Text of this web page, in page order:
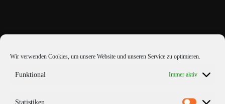
Wir verwenden Cookies, um unsere Website und unseren Service zu optimieren.
Funktional Immer aktiv
Statistiken